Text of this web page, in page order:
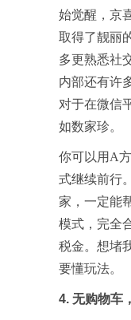
始觉醒，京
取得了靓丽
多更熟悉社
内部还有许
对于在微信
如数家珍。
你可以用A
式继续前行
家，一定能
模式，完全
税金。想堵
要懂玩法。
4. 无购物车